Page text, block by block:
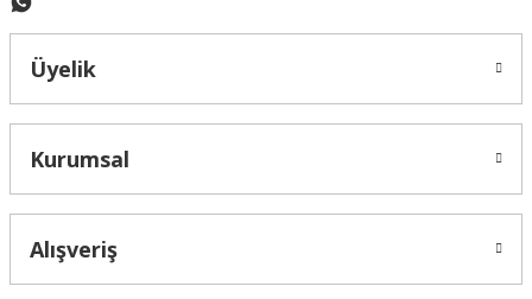
Üyelik
Kurumsal
Alışveriş